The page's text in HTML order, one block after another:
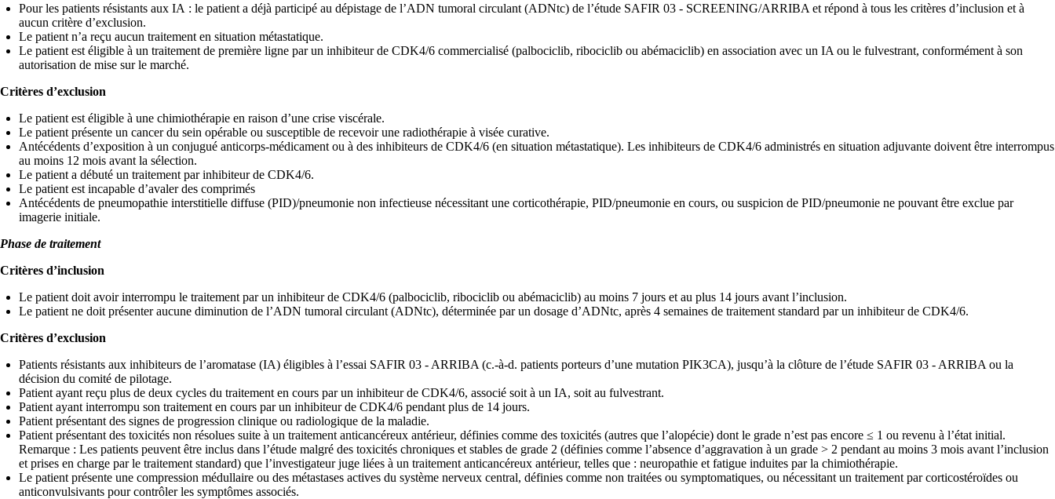
Pour les patients résistants aux IA : le patient a déjà participé au dépistage de l’ADN tumoral circulant (ADNtc) de l’étude SAFIR 03 - SCREENING/ARRIBA et répond à tous les critères d’inclusion et à
aucun critère d’exclusion.
Le patient n’a reçu aucun traitement en situation métastatique.
Le patient est éligible à un traitement de première ligne par un inhibiteur de CDK4/6 commercialisé (palbociclib, ribociclib ou abémaciclib) en association avec un IA ou le fulvestrant, conformément à son
autorisation de mise sur le marché.
Critères d’exclusion
Le patient est éligible à une chimiothérapie en raison d’une crise viscérale.
Le patient présente un cancer du sein opérable ou susceptible de recevoir une radiothérapie à visée curative.
Antécédents d’exposition à un conjugué anticorps-médicament ou à des inhibiteurs de CDK4/6 (en situation métastatique). Les inhibiteurs de CDK4/6 administrés en situation adjuvante doivent être interrompus
au moins 12 mois avant la sélection.
Le patient a débuté un traitement par inhibiteur de CDK4/6.
Le patient est incapable d’avaler des comprimés
Antécédents de pneumopathie interstitielle diffuse (PID)/pneumonie non infectieuse nécessitant une corticothérapie, PID/pneumonie en cours, ou suspicion de PID/pneumonie ne pouvant être exclue par
imagerie initiale.
Phase de traitement
Critères d’inclusion
Le patient doit avoir interrompu le traitement par un inhibiteur de CDK4/6 (palbociclib, ribociclib ou abémaciclib) au moins 7 jours et au plus 14 jours avant l’inclusion.
Le patient ne doit présenter aucune diminution de l’ADN tumoral circulant (ADNtc), déterminée par un dosage d’ADNtc, après 4 semaines de traitement standard par un inhibiteur de CDK4/6.
Critères d’exclusion
Patients résistants aux inhibiteurs de l’aromatase (IA) éligibles à l’essai SAFIR 03 - ARRIBA (c.-à-d. patients porteurs d’une mutation PIK3CA), jusqu’à la clôture de l’étude SAFIR 03 - ARRIBA ou la
décision du comité de pilotage.
Patient ayant reçu plus de deux cycles du traitement en cours par un inhibiteur de CDK4/6, associé soit à un IA, soit au fulvestrant.
Patient ayant interrompu son traitement en cours par un inhibiteur de CDK4/6 pendant plus de 14 jours.
Patient présentant des signes de progression clinique ou radiologique de la maladie.
Patient présentant des toxicités non résolues suite à un traitement anticancéreux antérieur, définies comme des toxicités (autres que l’alopécie) dont le grade n’est pas encore ≤ 1 ou revenu à l’état initial.
Remarque : Les patients peuvent être inclus dans l’étude malgré des toxicités chroniques et stables de grade 2 (définies comme l’absence d’aggravation à un grade > 2 pendant au moins 3 mois avant l’inclusion
et prises en charge par le traitement standard) que l’investigateur juge liées à un traitement anticancéreux antérieur, telles que : neuropathie et fatigue induites par la chimiothérapie.
Le patient présente une compression médullaire ou des métastases actives du système nerveux central, définies comme non traitées ou symptomatiques, ou nécessitant un traitement par corticostéroïdes ou
anticonvulsivants pour contrôler les symptômes associés.